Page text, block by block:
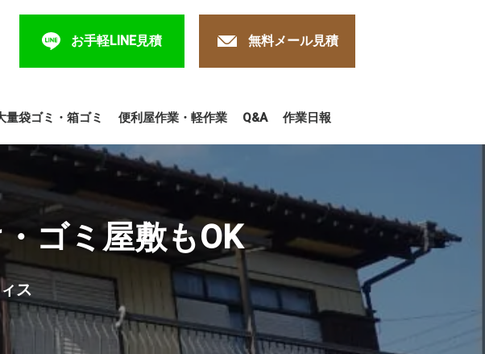
お手軽LINE見積 無料メール見積
量袋ゴミ・箱ゴミ 便利屋作業・軽作業 Q&A 作業日報
ゴミ屋敷もOK
ス